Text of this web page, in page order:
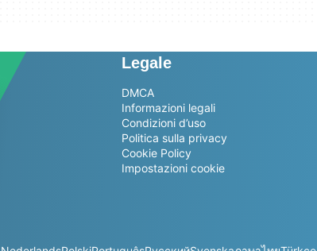
Legale
DMCA
Informazioni legali
Condizioni d’uso
Politica sulla privacy
Cookie Policy
Impostazioni cookie